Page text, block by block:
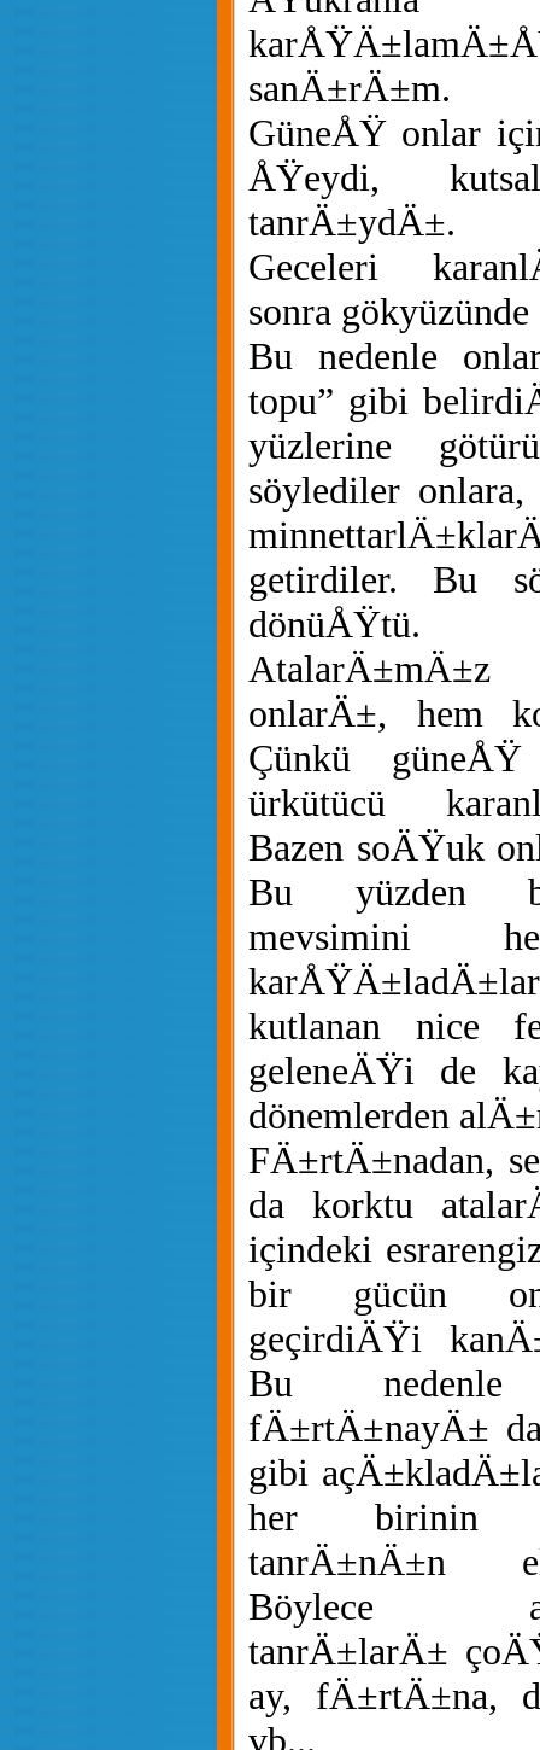
sanÄ±rÄ±m.
GüneÅŸ onlar
ÅŸeydi,
tanrÄ±ydÄ±.
Geceleri
sonra
Bu nedenle
topu” gibi
yüzlerine
söylediler
getirdiler. Bu
dönüÅŸtü.
onlarÄ±, hem
Çünkü
ürkütücü
Bazen soÄŸuk
Bu yüzden
mevsimini
kutlanan nice
geleneÄŸi de
dönemlerden
FÄ±rtÄ±nadan,
da korktu
içindeki
bir gücün
geçirdiÄŸi
Bu
fÄ±rtÄ±nayÄ±
gibi
her birinin
tanrÄ±nÄ±n
Böylece
tanrÄ±larÄ±
ay, fÄ±rtÄ±na,
vb...